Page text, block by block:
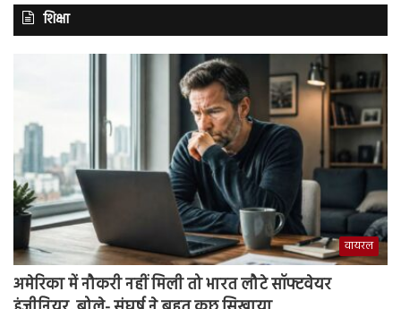
शिक्षा
वायरल
अमेरिका में नौकरी नहीं मिली तो भारत लौटे सॉफ्टवेयर